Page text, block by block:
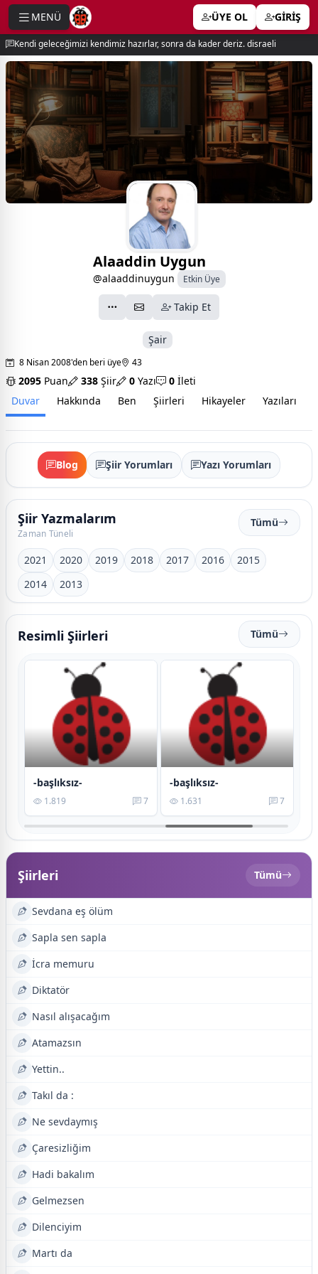
MENÜ ÜYE OL GİRİŞ
Kendi geleceğimizi kendimiz hazırlar, sonra da kader deriz. disraeli
Alaaddin Uygun
@alaaddinuygun Etkin Üye
Takip Et
Şair
8 Nisan 2008'den beri üye 43
2095 Puan 338 Şiir 0 Yazı 0 İleti
Duvar
Hakkında Ben Şiirleri Hikayeler Yazıları
Blog Şiir Yorumları Yazı Yorumları
Şiir Yazmalarım
Zaman Tüneli
Tümü
2021 2020 2019 2018 2017 2016
2015
2014
2013
Resimli Şiirleri Tümü
-başlıksız-
1.819 7
-başlıksız-
1.631 7
Şiirleri Tümü
Sevdana eş ölüm
Sapla sen sapla
İcra memuru
Diktatör
Nasıl alışacağım
Atamazsın
Yettin..
Takıl da :
Ne sevdaymış
Çaresizliğim
Hadi bakalım
Gelmezsen
Dilenciyim
Martı da
menu